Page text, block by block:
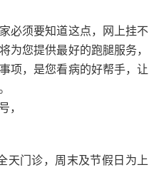
必须要知道这点，网上挂不
为您提供最好的跑腿服务，
项，是您看病的好帮手，让
，
天门诊，周末及节假日为上